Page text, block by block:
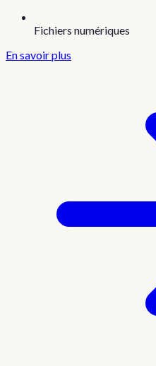
Fichiers numériques
En savoir plus